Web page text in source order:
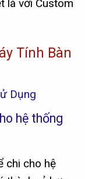
là với Custom
Tính Bàn
Dụng
hệ thống
chi cho hệ